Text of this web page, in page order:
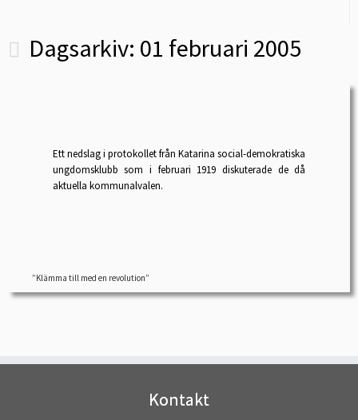
Dagsarkiv: 01 februari 2005
Ett nedslag i protokollet från Katarina social-demokratiska
ungdomsklubb som i februari 1919 diskuterade de då
aktuella kommunalvalen.
”Klämma till med en revolution”
Kontakt